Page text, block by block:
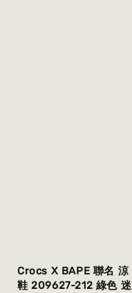
Crocs X BAPE 聯名 涼
鞋 209627-212 綠色 迷